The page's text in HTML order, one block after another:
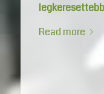
Read more